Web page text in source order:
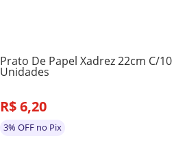
Prato De Papel Xadrez 22cm C/10
Unidades
R$6,20
3% OFF no Pix